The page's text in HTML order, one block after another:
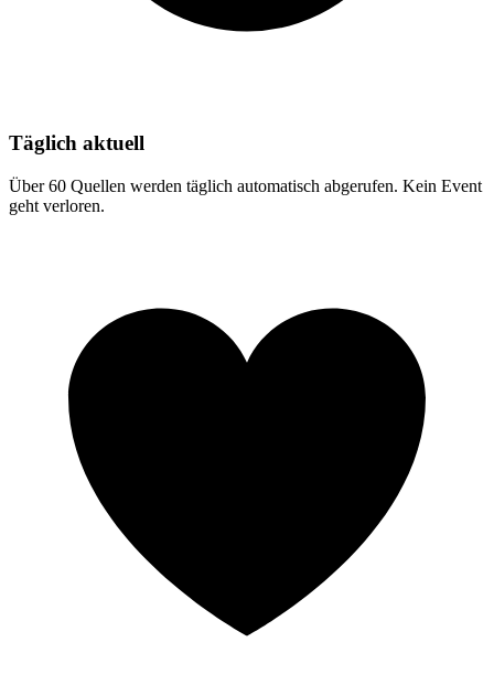
Täglich aktuell
Über 60 Quellen werden täglich automatisch abgerufen. Kein Event
geht verloren.